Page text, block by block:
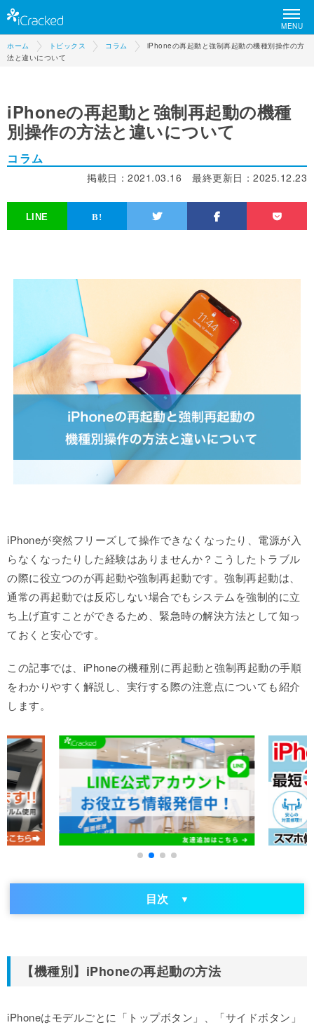
MENU
ホーム トピックス コラム
iPhoneの再起動と強制再起動の機種別操作の方
法と違いについて
iPhoneの再起動と強制再起動の機種
別操作の方法と違いについて
コラム
最終更新日： 2025.12.23
掲載日： 2021.03.16
iPhoneが突然フリーズして操作できなくなったり、電源が入
らなくなったりした経験はありませんか？こうしたトラブル
の際に役立つのが再起動や強制再起動です。強制再起動は、
通常の再起動では反応しない場合でもシステムを強制的に立
ち上げ直すことができるため、緊急時の解決方法として知っ
ておくと安心です。
この記事では、iPhoneの機種別に再起動と強制再起動の手順
をわかりやすく解説し、実行する際の注意点についても紹介
します。
目次
【機種別】iPhoneの再起動の方法
iPhoneはモデルごとに「トップボタン」、「サイドボタン」